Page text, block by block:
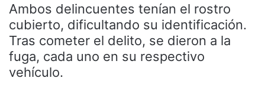
Ambos delincuentes tenían el rostro
cubierto, dificultando su identificación.
Tras cometer el delito, se dieron a la
fuga, cada uno en su respectivo
vehículo.